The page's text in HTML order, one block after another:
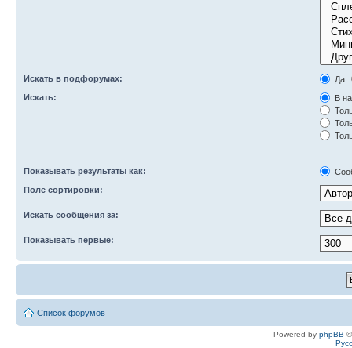
Искать в подфорумах:
Да
Искать:
В
Показывать результаты как:
Поле сортировки:
Искать сообщения за:
Показывать первые:
Список форумов
Powered by phpBB